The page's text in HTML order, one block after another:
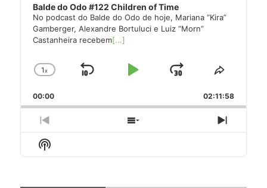
Balde do Odo #122 Children of Time
No podcast do Balde do Odo de hoje, Mariana “Kira”
Gamberger, Alexandre Bortuluci e Luiz “Morn”
Castanheira recebem[...]
Change
Rate
1x
Skip
Play
Jump
Forward
Share
Episode
00:00 02:11:58
Previous
Episode
Show
Episodes
Next
Episode
Show
Podcast